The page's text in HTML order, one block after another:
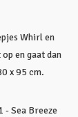
Whirl en
en gaat dan
x 95 cm.
- Sea Breeze